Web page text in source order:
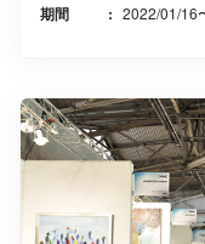
期間 2022/01/16